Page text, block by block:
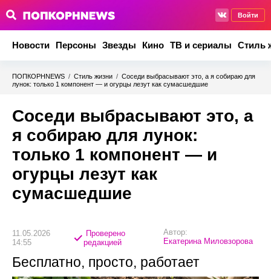
Войти
Новости Персоны Звезды Кино ТВ и сериалы Стиль
ПОПКОРНNEWS / Стиль жизни / Соседи выбрасывают это, а я собираю для
лунок: только 1 компонент — и огурцы лезут как сумасшедшие
Соседи выбрасывают это, а
я собираю для лунок:
только 1 компонент — и
огурцы лезут как
сумасшедшие
11.05.2026
14:55
Проверено
редакцией
Автор:
Екатерина Миловзорова
Бесплатно, просто, работает